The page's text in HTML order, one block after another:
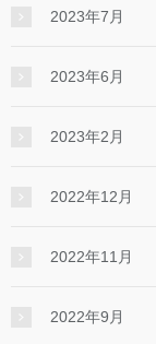
2023年7月
2023年6月
2023年2月
2022年12月
2022年11月
2022年9月